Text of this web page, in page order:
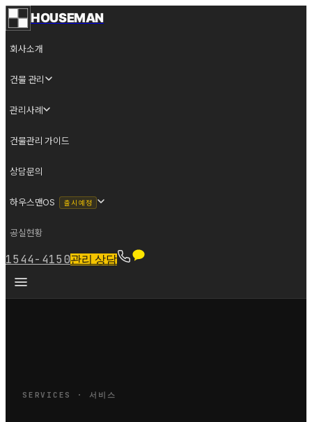
HOUSEMAN
회사소개
건물 관리
관리사례
건물관리 가이드
상담문의
하우스맨OS 출시 예정
공실현황
1544-4150관리 상담
SERVICES · 서비스